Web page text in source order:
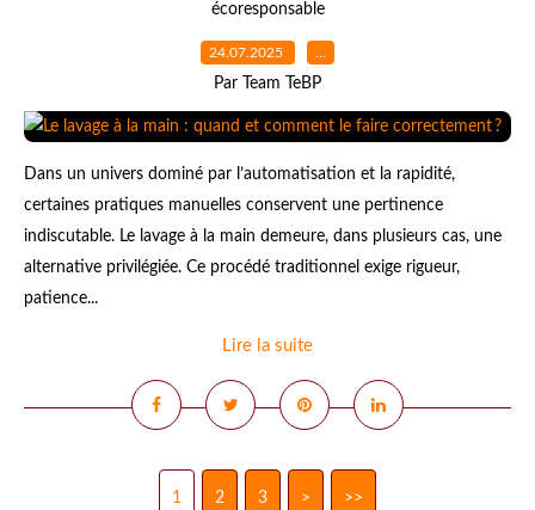
écoresponsable
24.07.2025 …
Par Team TeBP
Dans un univers dominé par l’automatisation et la rapidité,
certaines pratiques manuelles conservent une pertinence
indiscutable. Le lavage à la main demeure, dans plusieurs cas, une
alternative privilégiée. Ce procédé traditionnel exige rigueur,
patience...
Lire la suite
1 2 3 > >>